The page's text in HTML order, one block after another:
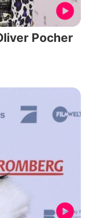
Pocher